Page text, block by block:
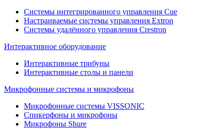
Системы интегрированного управления Cue
Настраиваемые системы управления Extron
Системы удалённого управления Crestron
Интерактивное оборудование
Интерактивные трибуны
Интерактивные столы и панели
Микрофонные системы и микрофоны
Микрофонные системы VISSONIC
Спикерфоны и микрофоны
Микрофоны Shure